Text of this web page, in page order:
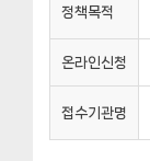
정책목적
온라인신청
접수기관명